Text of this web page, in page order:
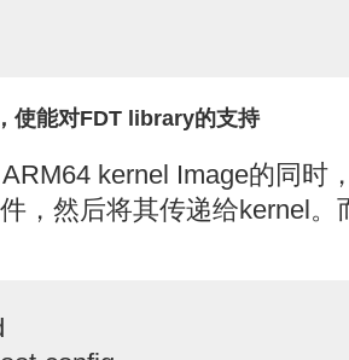
使能对FDT library的支持
kernel Image的同时
，然后将其传递给kernel